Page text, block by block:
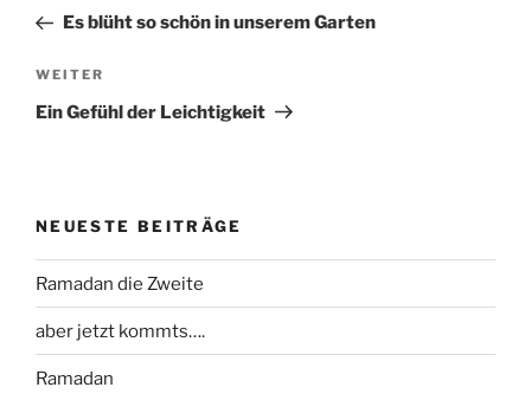
Beitrag
Es blüht so schön in unserem Garten
Nächster
Beitrag
WEITER
Ein Gefühl der Leichtigkeit
NEUESTE BEITRÄGE
Ramadan die Zweite
aber jetzt kommts….
Ramadan